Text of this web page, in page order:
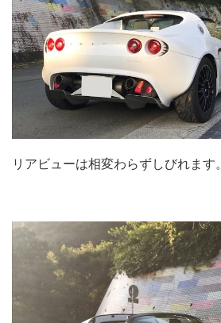
リアビューは相変わらずしびれます。